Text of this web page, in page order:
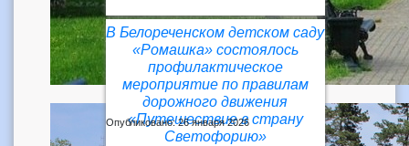
В Белореченском детском саду
«Ромашка» состоялось
профилактическое
мероприятие по правилам
дорожного движения
«Путешествие в страну
Светофорию»
Опубликовано: 26 января 2026